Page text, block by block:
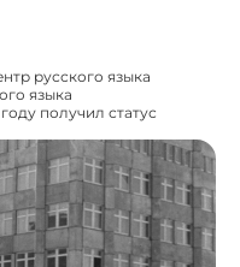
русского языка
языка
получил статус